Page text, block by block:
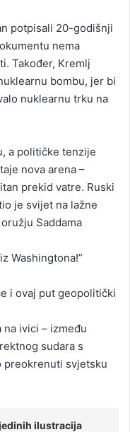
potpisali 20-godišnji
nema
Također, Kremlj
bombu, jer bi
nuklearnu trku na
a političke tenzije
nova arena –
prekid vatre. Ruski
je svijet na lažne
Saddama
Washingtona!”
i ovaj put geopolitički
ivici – između
sudara s
preokrenuti svjetsku
ilustracija